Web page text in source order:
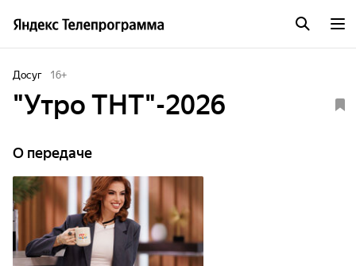
Досуг 16+
"Утро ТНТ"-2026
О передаче